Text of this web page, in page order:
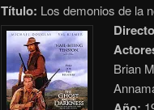
Título: Los demonios de la
Brian